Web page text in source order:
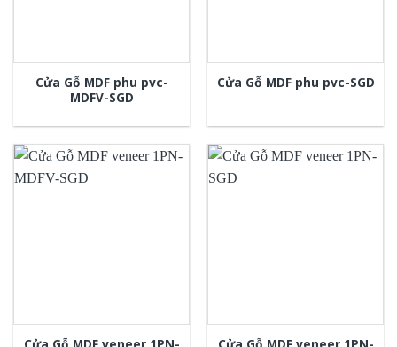
Cửa Gỗ MDF phu pvc-
MDFV-SGD
Cửa Gỗ MDF phu pvc-SGD
Cửa Gỗ MDF veneer 1PN-
Cửa Gỗ MDF veneer 1PN-